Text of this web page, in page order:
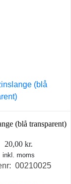
(blå transparent)
20,00 kr.
inkl. moms
00210025